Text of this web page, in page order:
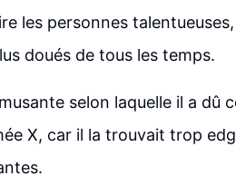
les personnes
doués de tous les temps.
selon laquelle il a dû
X, car il la trouvait trop